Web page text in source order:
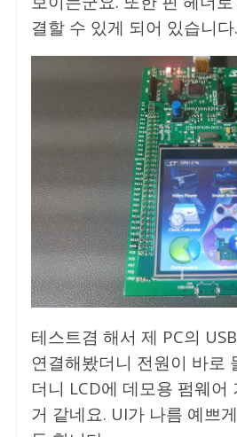
결할 수 있게 되어 있습니다.
테스트겸 해서 제 PC의
연결해봤더니 전원이 바로
더니 LCD에 데모용 펌웨어
거 같네요. UI가 나름 예쁘